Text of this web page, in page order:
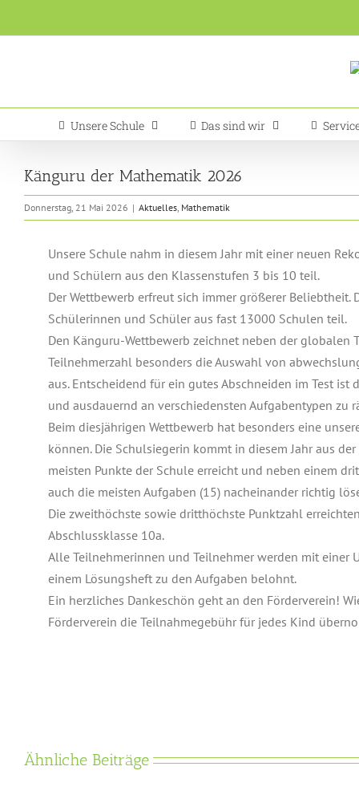
Inhalt
Unsere Schule Das sind wir
Känguru der Mathematik 2026
Donnerstag, 21 Mai 2026 | Aktuelles, Mathematik
Unsere Schule nahm in diesem Jahr mit einer neuen
und Schülern aus den Klassenstufen 3 bis 10 teil.
Der Wettbewerb erfreut sich immer größerer Beliebtheit.
Schülerinnen und Schüler aus fast 13000 Schulen teil.
Den Känguru-Wettbewerb zeichnet neben der globalen
Teilnehmerzahl besonders die Auswahl von
aus. Entscheidend für ein gutes Abschneiden im Test
und ausdauernd an verschiedensten Aufgabentypen zu
Beim diesjährigen Wettbewerb hat besonders eine
können. Die Schulsiegerin kommt in diesem Jahr aus
meisten Punkte der Schule erreicht und neben einem
auch die meisten Aufgaben (15) nacheinander richtig
Die zweithöchste sowie dritthöchste Punktzahl
Abschlussklasse 10a.
Alle Teilnehmerinnen und Teilnehmer werden mit einer
einem Lösungsheft zu den Aufgaben belohnt.
Ein herzliches Dankeschön geht an den Förderverein!
Förderverein die Teilnahmegebühr für jedes Kind
Ähnliche Beiträge